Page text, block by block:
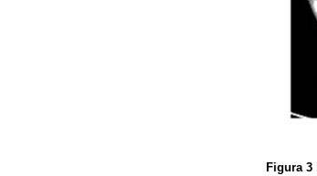
Figura 3